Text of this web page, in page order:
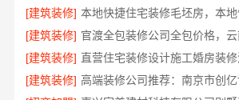
[建筑装修]
[建筑装修]
[建筑装修]
[建筑装修] 高端装修公司推荐：南京市创